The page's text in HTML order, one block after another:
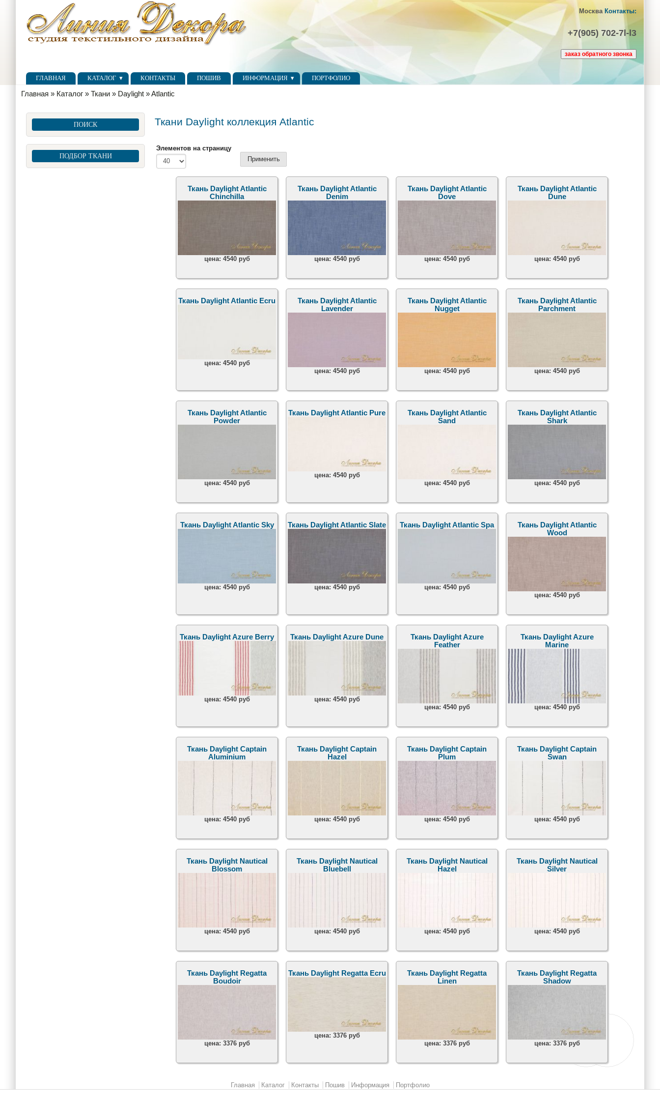
Перейти к основному содержанию
Москва Контакты:
+7(905) 702-7l-l3
Главное меню
ГЛАВНАЯ КАТАЛОГ КОНТАКТЫ ПОШИВ ИНФОРМАЦИЯ ПОРТФОЛИО
Вы здесь
Главная » Каталог » Ткани » Daylight »Atlantic
ПОИСК
ПОДБОР ТКАНИ
Ткани Daylight коллекция Atlantic
Элементов на страницу
Ткань Daylight Atlantic
Chinchilla
цена: 4540 руб
Ткань Daylight Atlantic
Denim
цена: 4540 руб
Ткань Daylight Atlantic
Dove
цена: 4540 руб
Ткань Daylight Atlantic
Dune
цена: 4540 руб
Ткань Daylight Atlantic Ecru
цена: 4540 руб
Ткань Daylight Atlantic
Lavender
цена: 4540 руб
Ткань Daylight Atlantic
Nugget
цена: 4540 руб
Ткань Daylight Atlantic
Parchment
цена: 4540 руб
Ткань Daylight Atlantic
Powder
цена: 4540 руб
Ткань Daylight Atlantic Pure
цена: 4540 руб
Ткань Daylight Atlantic
Sand
цена: 4540 руб
Ткань Daylight Atlantic
Shark
цена: 4540 руб
Ткань Daylight Atlantic Sky
цена: 4540 руб
Ткань Daylight Atlantic Slate
цена: 4540 руб
Ткань Daylight Atlantic Spa
цена: 4540 руб
Ткань Daylight Atlantic
Wood
цена: 4540 руб
Ткань Daylight Azure Berry
цена: 4540 руб
Ткань Daylight Azure Dune
цена: 4540 руб
Ткань Daylight Azure
Feather
цена: 4540 руб
Ткань Daylight Azure
Marine
цена: 4540 руб
Ткань Daylight Captain
Aluminium
цена: 4540 руб
Ткань Daylight Captain
Hazel
цена: 4540 руб
Ткань Daylight Captain
Plum
цена: 4540 руб
Ткань Daylight Captain
Swan
цена: 4540 руб
Ткань Daylight Nautical
Blossom
цена: 4540 руб
Ткань Daylight Nautical
Bluebell
цена: 4540 руб
Ткань Daylight Nautical
Hazel
цена: 4540 руб
Ткань Daylight Nautical
Silver
цена: 4540 руб
Ткань Daylight Regatta
Boudoir
цена: 3376 руб
Ткань Daylight Regatta Ecru
цена: 3376 руб
Ткань Daylight Regatta
Linen
цена: 3376 руб
Ткань Daylight Regatta
Shadow
цена: 3376 руб
Главная Каталог Контакты Пошив Информация Портфолио